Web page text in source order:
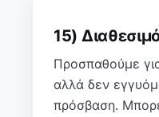
15)
Προσπαθούμε
αλλά δεν
πρόσβαση.